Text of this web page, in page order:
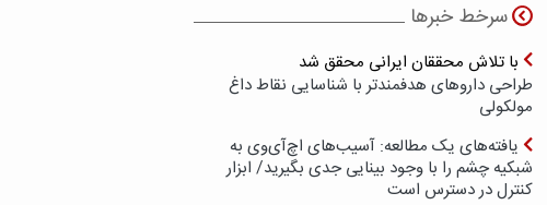
سرخط خبرها
با تلاش محققان ایرانی محقق شد
طراحی داروهای هدفمندتر با شناسایی نقاط داغ
مولکولی
یافته‌های یک مطالعه: آسیب‌های اچ‌آی‌وی به
شبکیه چشم را با وجود بینایی جدی بگیرید/ ابزار
کنترل در دسترس است